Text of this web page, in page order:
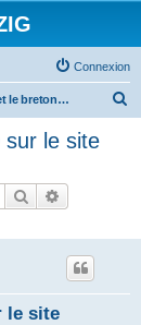
Connexion
Microsoft et le breton - Microsoft and the Breton language
sur le site
Rechercher
le site